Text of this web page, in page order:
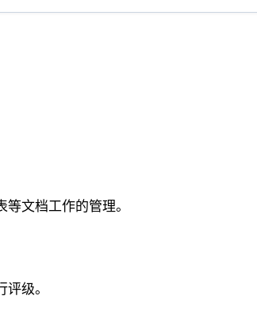
文档工作的管理。
级。